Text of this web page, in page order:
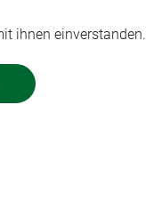
ihnen einverstanden.